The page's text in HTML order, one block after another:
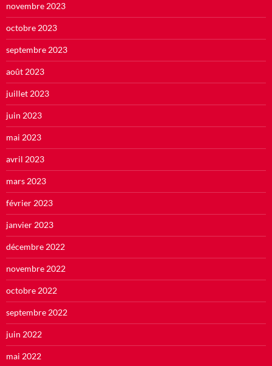
novembre 2023
octobre 2023
septembre 2023
août 2023
juillet 2023
juin 2023
mai 2023
avril 2023
mars 2023
février 2023
janvier 2023
décembre 2022
novembre 2022
octobre 2022
septembre 2022
juin 2022
mai 2022